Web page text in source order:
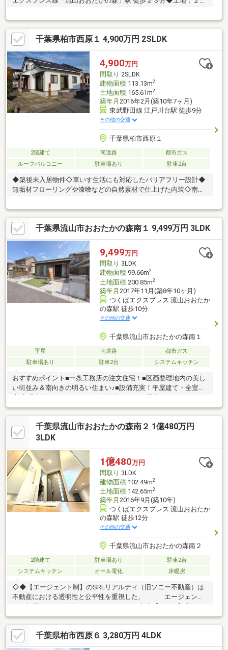
種による)◇建物：『レスコハウス施工』の注文住宅 ・１９９８
年１０月築 ・鉄筋コンクリート造２階建て ・延べ床面積１８８．
５４㎡(57.03坪)◆４LDK＋納戸（約4.0帖）＋書斎コーナー◇ウォ
ークインクローゼット（2階洋室約11.0帖・2階洋室約8.0帖)◆屋
上バルコニー付き◇１階LD電動シャッター◆LD二重サッシ◇廊
下に手すり有り
千葉県柏市西原１ 4,900万円 2SLDK
4,900万円
間取り 2SLDK
建物面積113.13m2
土地面積165.61m2
築年月 2016年2月(築10年7ヶ月)
東武野田線 江戸川台駅 徒歩9分
その他の交通
千葉県柏市西原１
2階建て 南道路
都市ガス
ルーフバルコニー
駐車場あり 駐車2台
◆築後未入居物件◇車いす生活にも対応したバリアフリー設計◆
無垢材フローリングや漆喰などの自然素材で仕上げた内装◇南西
井高2.6ｍ＆26.9帖の広々とした開放感のあるＬＤＫ+約3.75帖の
タタミコーナー【Life information】・生鮮＆業務スーパー 約
600ｍ・マツモトキヨシ江戸川台店 約600ｍ・医療法人社団曙会
流山中央病院 約800ｍ・にしはら幼稚園 約900ｍ・柏市立西原
小学校 約1500ｍ・柏市立西原中学校 約1700ｍ・セブンイレブ
ン柏西原3丁目店 約550ｍ
千葉県流山市おおたかの森南１ 9,499万円 3LDK
9,499万円
間取り 3LDK
建物面積99.66m2
土地面積200.85m2
築年月 2017年11月(築8年10ヶ月)
つくばエクスプレス 流山おおたか
の森駅 徒歩10分
その他の交通
千葉県流山市おおたかの森南１
平屋 南道路
都市ガス
駐車場あり
駐車2台 システムキッチン
おすすめポイント■一条工務店の注文住宅！■区画整理地内の美し
い街並み＆南向きの明るい住まい♪■設備充実！平屋建て・全室全
ッチン・大型ウォークインクローゼット・南面ウッドデッキ・駐
車2台可(車種による)のカーポートあり周辺環境■流山市立おおた
かの森小学校・・約1600ｍ(徒歩約20分)■流山市立おおたかの森中
学校・・約1600ｍ(徒歩約20分)■おおたかの森病院・・約600ｍ(徒
ク♪資料ご請求の方は下記【資料請求をする（無料）】をクリック
♪
千葉県流山市おおたかの森南２ 1億480万円
3LDK
1億480万円
間取り 3LDK
建物面積102.49m2
土地面積142.65m2
築年月 2016年9月(築10年)
つくばエクスプレス 流山おおたか
の森駅 徒歩12分
その他の交通
千葉県流山市おおたかの森南２
2階建て 駐車場あり
駐車2台
システムキッチン
オール電化 床暖房
◇◆【エージェント制】のSREリアルティ（旧ソニー不動産）は
不動産における透明性と公平性を重視した、 エージェント
ばエクスプレス、東武野田線「流山おおたかの森」駅利用可◎開
放感ある公園前立地でありながら、高気密仕様により外部の音を
感じにくい静かな住空間。◎約11.48kWの大容量太陽光発電を搭
載。売電収益が期待でき、日々の光熱費も抑えられます。■ご案
千葉県柏市西原６ 3,280万円 4LDK